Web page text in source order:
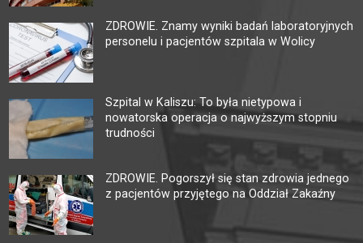
ZDROWIE. Znamy wyniki badań laboratoryjnych
personelu i pacjentów szpitala w Wolicy
Szpital w Kaliszu: To była nietypowa i
nowatorska operacja o najwyższym stopniu
trudności
ZDROWIE. Pogorszył się stan zdrowia jednego
z pacjentów przyjętego na Oddział Zakaźny